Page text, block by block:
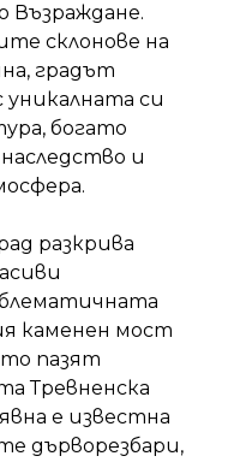
Възраждане.
склонове на
градът
си
богато
и
разкрива
каменен мост
пазят
Тревненска
е известна
дърворезбари,